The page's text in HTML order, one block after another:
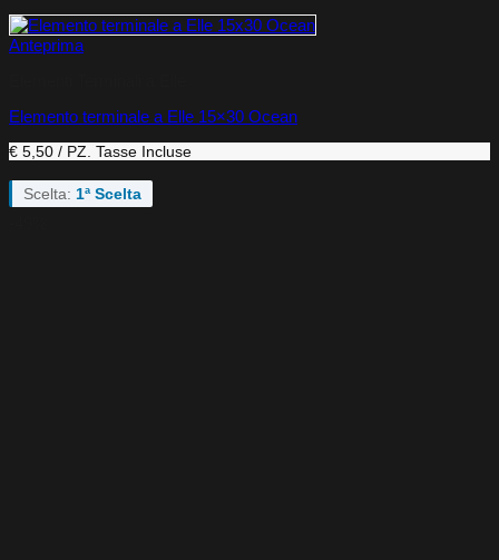
Anteprima
Elemento terminale a Elle 15×30 Ocean
€ 5,50 / PZ. Tasse Incluse
Scelta: 1ª Scelta